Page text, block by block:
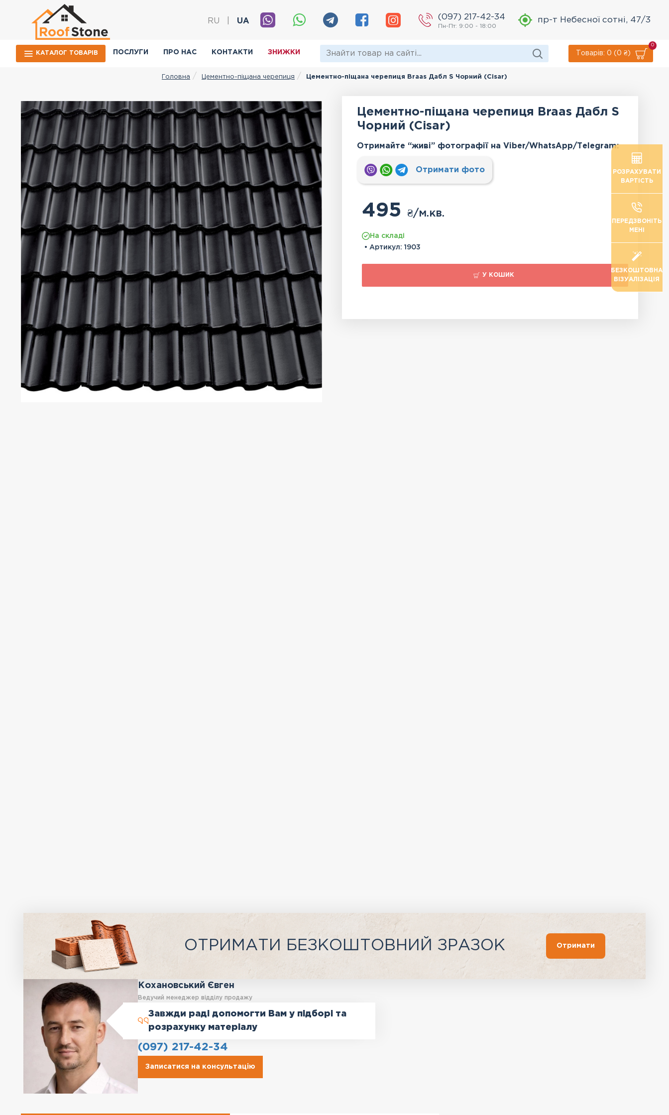
RU UA
(097) 217-42-34
Пн-Пт: 9:00 - 18:00
пр-т Небесної сотні, 47/3
КАТАЛОГ ТОВАРIВ ПОСЛУГИ ПРО НАС КОНТАКТИ ЗНИЖКИ Товарів: 0 (0 ₴)
0
Головна Цементно-піщана черепиця Цементно-піщана черепиця Braas Дабл S Чорний (Cisar)
Цементно-піщана черепиця Braas Дабл S
Чорний (Cisar)
Отримайте “живі” фотографії на Viber/WhatsApp/Тelegram:
Отримати фото
495 ₴/м.кв.
На складі
• Артикул: 1903
У КОШИК
ОТРИМАТИ БЕЗКОШТОВНИЙ ЗРАЗОК Отримати
Кохановський Євген
Ведучий менеджер відділу продажу
Завжди раді допомогти Вам у підборі та
розрахунку матеріалу
(097) 217-42-34
Записатися на консультацію
РОЗРАХУВАТИ
ВАРТІСТЬ
ПЕРЕДЗВОНІТЬ
МЕНІ
БЕЗКОШТОВНА
ВІЗУАЛІЗАЦІЯ